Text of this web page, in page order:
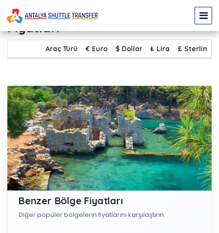
ALANYA - GÖCEK Transfer
Fiyatları
Araç Türü € Euro $ Dollar ₺ Lira £ Sterlin
Benzer Bölge Fiyatları
Diğer popüler bölgelerin fiyatlarını karşılaştırın.